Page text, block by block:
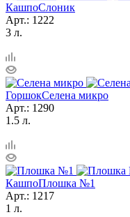
КашпоСлоник
Арт.: 1222
3 л.
ГоршокСелена микро
Арт.: 1290
1.5 л.
КашпоПлошка №1
Арт.: 1217
1 л.